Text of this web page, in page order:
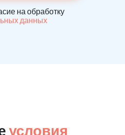
на обработку
данных
условия